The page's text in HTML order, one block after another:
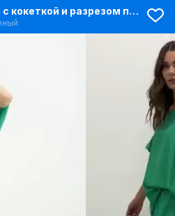
Платье из вискозы с кокеткой и разрезом по центру